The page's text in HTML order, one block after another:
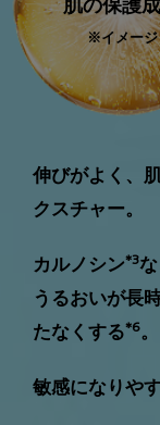
肌の保護
※イメージ
伸びがよく、
クスチャー。
カルノシン*3
うるおいが長
たなくする*6。
敏感になりや